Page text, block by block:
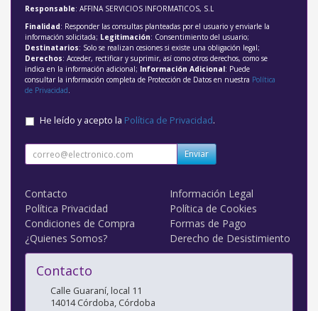
Responsable: AFFINA SERVICIOS INFORMATICOS, S.L
Finalidad: Responder las consultas planteadas por el usuario y enviarle la
información solicitada; Legitimación: Consentimiento del usuario;
Destinatarios: Solo se realizan cesiones si existe una obligación legal;
Derechos: Acceder, rectificar y suprimir, así como otros derechos, como se
indica en la información adicional; Información Adicional: Puede
consultar la información completa de Protección de Datos en nuestra Política
de Privacidad.
He leído y acepto la Política de Privacidad.
Enviar
Contacto
Información Legal
Política Privacidad
Política de Cookies
Condiciones de Compra
Formas de Pago
¿Quienes Somos?
Derecho de Desistimiento
Contacto
Calle Guaraní, local 11
14014 Córdoba, Córdoba